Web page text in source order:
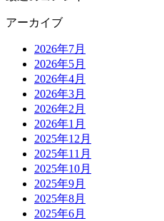
アーカイブ
2026年7月
2026年5月
2026年4月
2026年3月
2026年2月
2026年1月
2025年12月
2025年11月
2025年10月
2025年9月
2025年8月
2025年6月